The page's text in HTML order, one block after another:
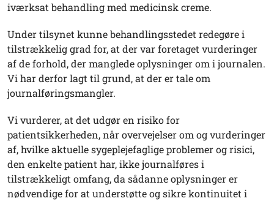
iværksat behandling med medicinsk creme.
Under tilsynet kunne behandlingsstedet redegøre i
tilstrækkelig grad for, at der var foretaget vurderinger
af de forhold, der manglede oplysninger om i journalen.
Vi har derfor lagt til grund, at der er tale om
journalføringsmangler.
Vi vurderer, at det udgør en risiko for
patientsikkerheden, når overvejelser om og vurderinger
af, hvilke aktuelle sygeplejefaglige problemer og risici,
den enkelte patient har, ikke journalføres i
tilstrækkeligt omfang, da sådanne oplysninger er
nødvendige for at understøtte og sikre kontinuitet i